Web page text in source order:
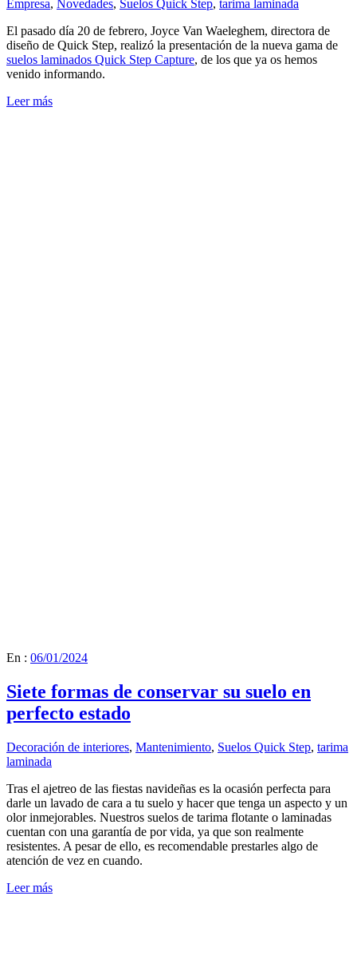
Empresa, Novedades, Suelos Quick Step, tarima laminada
El pasado día 20 de febrero, Joyce Van Waeleghem, directora de
diseño de Quick Step, realizó la presentación de la nueva gama de
suelos laminados Quick Step Capture, de los que ya os hemos
venido informando.
Leer más
En : 06/01/2024
Siete formas de conservar su suelo en
perfecto estado
Decoración de interiores, Mantenimiento, Suelos Quick Step, tarima
laminada
Tras el ajetreo de las fiestas navideñas es la ocasión perfecta para
darle un lavado de cara a tu suelo y hacer que tenga un aspecto y un
olor inmejorables. Nuestros suelos de tarima flotante o laminadas
cuentan con una garantía de por vida, ya que son realmente
resistentes. A pesar de ello, es recomendable prestarles algo de
atención de vez en cuando.
Leer más